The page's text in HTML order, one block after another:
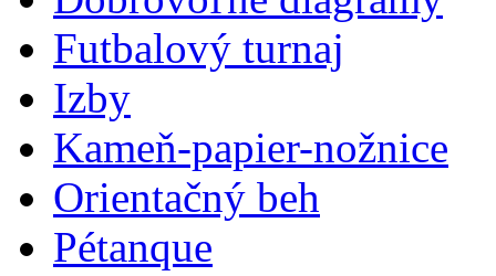
Futbalový turnaj
Izby
Kameň-papier-nožnice
Orientačný beh
Pétanque